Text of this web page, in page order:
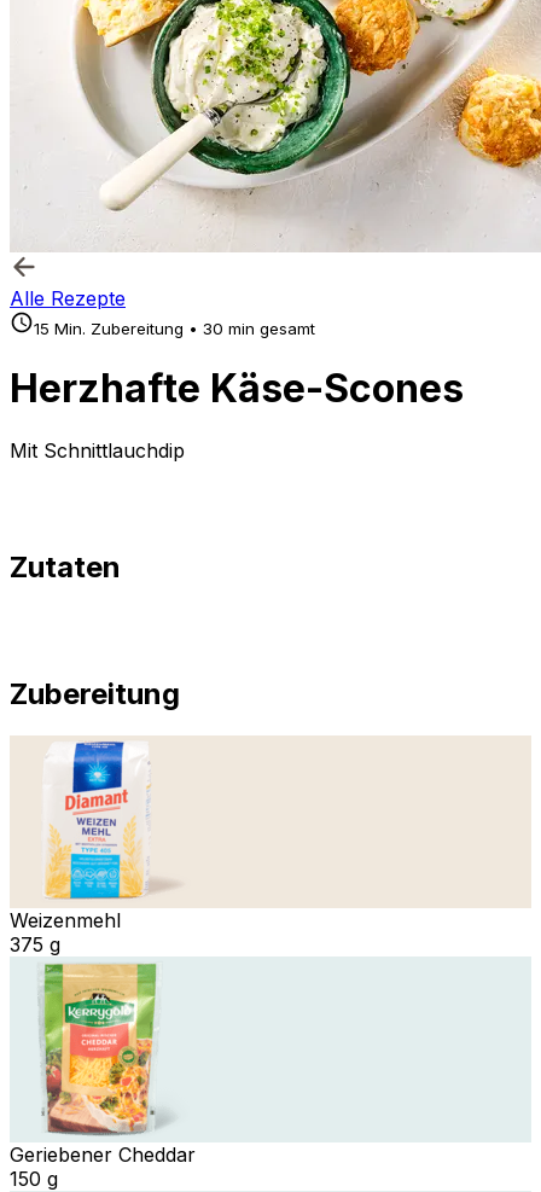
Alle Rezepte
15 Min. Zubereitung • 30 min gesamt
Herzhafte Käse-Scones
Mit Schnittlauchdip
Zutaten
Zubereitung
Weizenmehl
375 g
Geriebener Cheddar
150 g